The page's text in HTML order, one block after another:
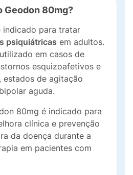
Geodon 80mg?
indicado para tratar
psiquiátricas em adultos.
em casos de
esquizoafetivos e
de agitação
aguda.
80mg é indicado para
clínica e prevenção
da doença durante a
em pacientes com